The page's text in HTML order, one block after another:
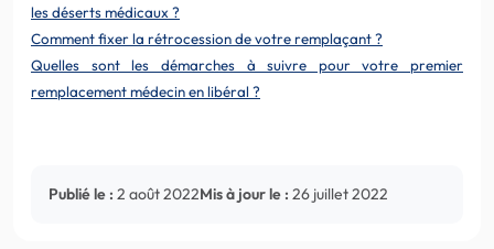
les déserts médicaux ?
Comment fixer la rétrocession de votre remplaçant ?
Quelles sont les démarches à suivre pour votre premier
remplacement médecin en libéral ?
Publié le : 2 août 2022Mis à jour le : 26 juillet 2022